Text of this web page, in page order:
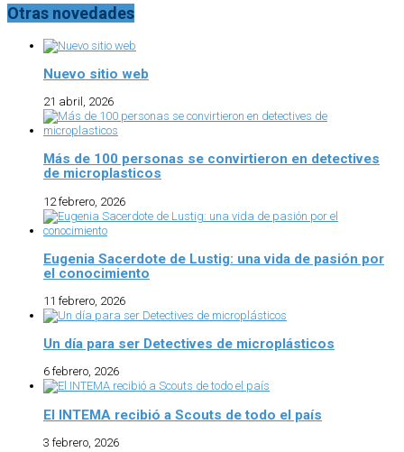
Otras novedades
Nuevo sitio web
21 abril, 2026
Más de 100 personas se convirtieron en detectives
de microplasticos
12 febrero, 2026
Eugenia Sacerdote de Lustig: una vida de pasión por
el conocimiento
11 febrero, 2026
Un día para ser Detectives de microplásticos
6 febrero, 2026
El INTEMA recibió a Scouts de todo el país
3 febrero, 2026